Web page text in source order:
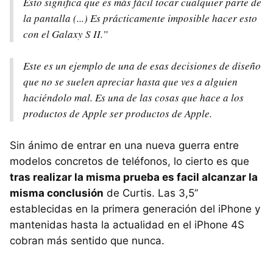
la pantalla (...) Es prácticamente imposible hacer esto
con el Galaxy S II.”
Este es un ejemplo de una de esas decisiones de diseño
que no se suelen apreciar hasta que ves a alguien
haciéndolo mal. Es una de las cosas que hace a los
productos de Apple ser productos de Apple.
Sin ánimo de entrar en una nueva guerra entre
modelos concretos de teléfonos, lo cierto es que
tras realizar la misma prueba es facil alcanzar la
misma conclusión de Curtis. Las 3,5”
establecidas en la primera generación del iPhone y
mantenidas hasta la actualidad en el iPhone 4S
cobran más sentido que nunca.